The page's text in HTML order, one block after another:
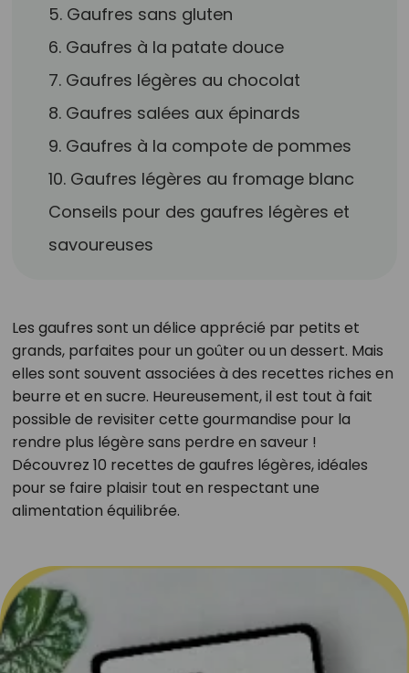
5. Gaufres sans gluten
6. Gaufres à la patate douce
7. Gaufres légères au chocolat
8. Gaufres salées aux épinards
9. Gaufres à la compote de pommes
10. Gaufres légères au fromage blanc
Conseils pour des gaufres légères et
savoureuses
Les gaufres sont un délice apprécié par petits et
grands, parfaites pour un goûter ou un dessert. Mais
elles sont souvent associées à des recettes riches en
beurre et en sucre. Heureusement, il est tout à fait
possible de revisiter cette gourmandise pour la
rendre plus légère sans perdre en saveur !
Découvrez 10 recettes de gaufres légères, idéales
pour se faire plaisir tout en respectant une
alimentation équilibrée.